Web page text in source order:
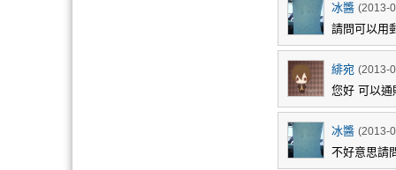
冰醬 (2013-
請問可以用
緋宛 (2013-
您好 可以通
冰醬 (2013-
不好意思請